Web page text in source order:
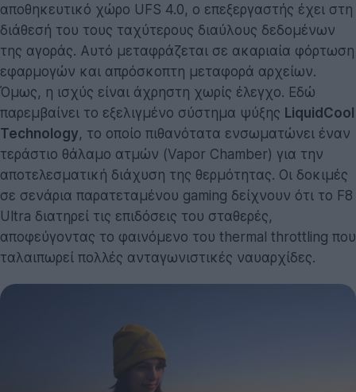
αποθηκευτικό χώρο UFS 4.0, ο επεξεργαστής έχει στη
διάθεσή του τους ταχύτερους διαύλους δεδομένων
της αγοράς. Αυτό μεταφράζεται σε ακαριαία φόρτωση
εφαρμογών και απρόσκοπτη μεταφορά αρχείων.
Όμως, η ισχύς είναι άχρηστη χωρίς έλεγχο. Εδώ
παρεμβαίνει το εξελιγμένο σύστημα ψύξης LiquidCool
Technology, το οποίο πιθανότατα ενσωματώνει έναν
τεράστιο θάλαμο ατμών (Vapor Chamber) για την
αποτελεσματική διάχυση της θερμότητας. Οι δοκιμές
σε σενάρια παρατεταμένου gaming δείχνουν ότι το F8
Ultra διατηρεί τις επιδόσεις του σταθερές,
αποφεύγοντας το φαινόμενο του thermal throttling που
ταλαιπωρεί πολλές ανταγωνιστικές ναυαρχίδες.